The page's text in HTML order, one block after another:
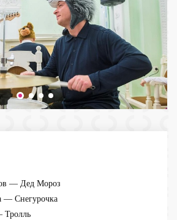
— Дед Мороз
— Снегурочка
Тролль